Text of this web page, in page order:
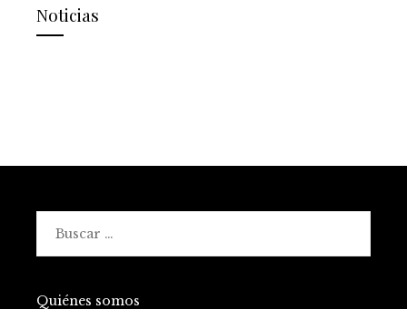
Noticias
Quiénes somos